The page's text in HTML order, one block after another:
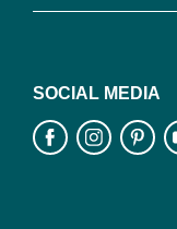
SOCIAL MEDIA